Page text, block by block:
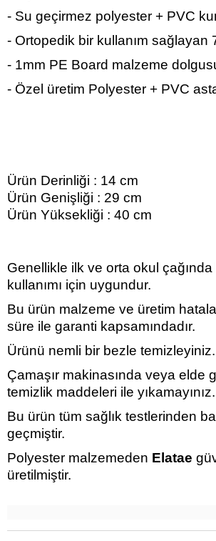
- Su geçirmez polyester + PVC
- Ortopedik bir kullanım sağlayan
- 1mm PE Board malzeme
- Özel üretim Polyester + PVC
Ürün Derinliği : 14 cm
Ürün Genişliği : 29 cm
Ürün Yüksekliği : 40 cm
Genellikle ilk ve orta okul çağında
kullanımı için uygundur.
Bu ürün malzeme ve üretim
süre ile garanti kapsamındadır.
Ürünü nemli bir bezle temizleyiniz.
Çamaşır makinasında veya elde
temizlik maddeleri ile yıkamayınız.
Bu ürün tüm sağlık testlerinden
geçmiştir.
Polyester malzemeden Elatae
üretilmiştir.